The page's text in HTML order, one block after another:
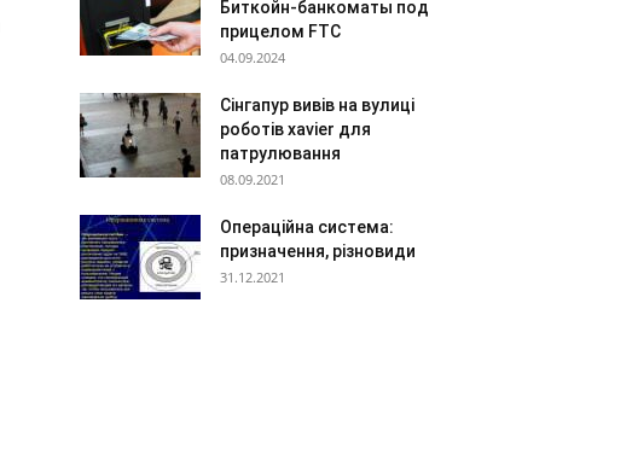
Биткойн-банкоматы под
прицелом FTC
04.09.2024
Сінгапур вивів на вулиці
роботів xavier для
патрулювання
08.09.2021
Операційна система:
призначення, різновиди
31.12.2021